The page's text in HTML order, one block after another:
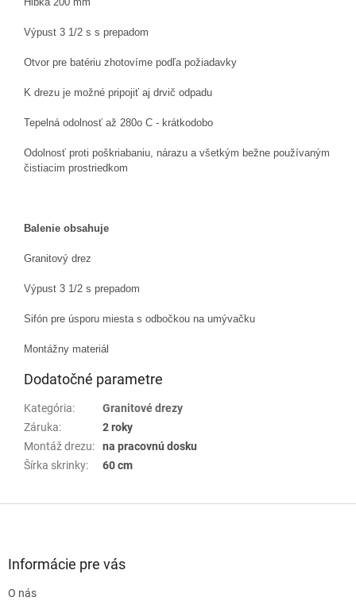
Výpust 3 1/2 s s prepadom
Otvor pre batériu zhotovíme podľa požiadavky
K drezu je možné pripojiť aj drvič odpadu
Tepelná odolnosť až 280o C - krátkodobo
Odolnosť proti poškriabaniu, nárazu a všetkým bežne používaným
čistiacim prostriedkom
Balenie obsahuje
Granitový drez
Výpust 3 1/2 s prepadom
Sifón pre úsporu miesta s odbočkou na umývačku
Montážny materiál
Dodatočné parametre
Kategória:
Granitové drezy
Záruka:
2 roky
Montáž drezu:
na pracovnú dosku
Šírka skrinky: 60 cm
Informácie pre vás
O nás